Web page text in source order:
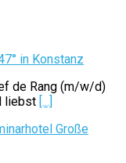
in Konstanz
de Rang (m/w/d)
liebst [...]
Große